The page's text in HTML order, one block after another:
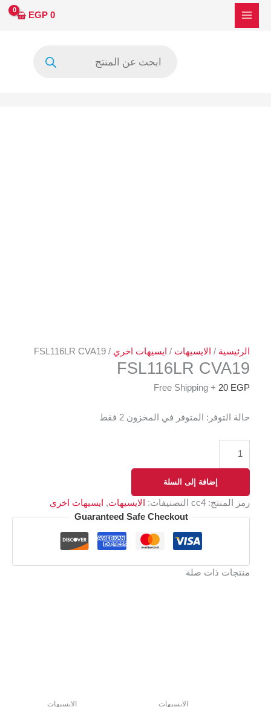
تخطي
0
EGP
الرئيسية / الايسيهات / ايسيهات اخري / FSL116LR CVA19
FSL116LR CVA19
20 EGP
+ Free Shipping
حالة التوفر: المتوفر في المخزون 2 فقط
كمية
FSL116LR
إضافة إلى السلة
رمز المنتج: cc4 التصنيفات: الايسيهات,
ايسيهات اخري
Guaranteed Safe Checkout
منتجات ذات صلة
الايسيهات الايسيهات